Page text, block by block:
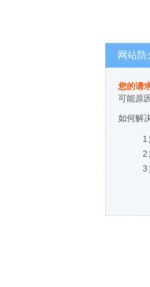
网站防
您的请
可能原
如何解
1
2
3